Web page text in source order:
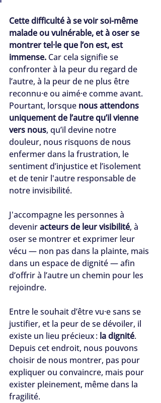
Cette difficulté à se voir soi-même
malade ou vulnérable, et à oser se
montrer tel·le que l’on est, est
immense. Car cela signifie se
confronter à la peur du regard de
l’autre, à la peur de ne plus être
reconnu·e ou aimé·e comme avant.
Pourtant, lorsque nous attendons
uniquement de l’autre qu’il vienne
vers nous, qu’il devine notre
douleur, nous risquons de nous
enfermer dans la frustration, le
sentiment d’injustice et l’isolement
et de tenir l'autre responsable de
notre invisibilité.
J'accompagne les personnes à
devenir acteurs de leur visibilité, à
oser se montrer et exprimer leur
vécu — non pas dans la plainte, mais
dans un espace de dignité — afin
d’offrir à l’autre un chemin pour les
rejoindre.
Entre le souhait d’être vu·e sans se
justifier, et la peur de se dévoiler, il
existe un lieu précieux : la dignité.
Depuis cet endroit, nous pouvons
choisir de nous montrer, pas pour
expliquer ou convaincre, mais pour
exister pleinement, même dans la
fragilité.